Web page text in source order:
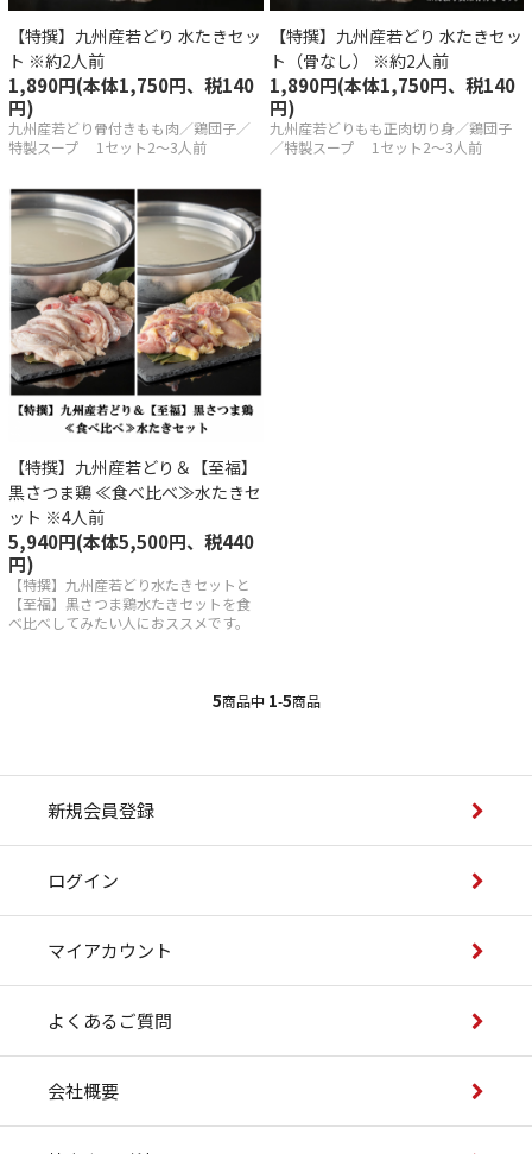
のこだわり
美味しい召し上がり方
い解凍の方法
員登録
ン
カウント
要
るご質問
引法
【特撰】九州産若どり 水たきセッ
ト ※約2人前
1,890円(本体1,750円、税140
円)
九州産若どり骨付きもも肉／鶏団子／
特製スープ 1セット2～3人前
【特撰】九州産若どり 水たきセッ
ト（骨なし） ※約2人前
1,890円(本体1,750円、税140
円)
九州産若どりもも正肉切り身／鶏団子
／特製スープ 1セット2～3人前
【特撰】九州産若どり＆【至福】
黒さつま鶏 ≪食べ比べ≫水たきセ
ット ※4人前
5,940円(本体5,500円、税440
円)
【特撰】九州産若どり水たきセットと
【至福】黒さつま鶏水たきセットを食
べ比べしてみたい人におススメです。
5商品中 1-5商品
新規会員登録
ログイン
マイアカウント
よくあるご質問
会社概要